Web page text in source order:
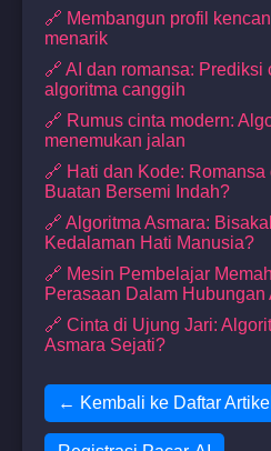
🔗 Membangun profil
menarik
🔗 AI dan romansa:
algoritma canggih
🔗 Rumus cinta modern:
menemukan jalan
🔗 Hati dan Kode:
Buatan Bersemi Indah?
🔗 Algoritma Asmara:
Kedalaman Hati Manusia?
🔗 Mesin Pembelajar
Perasaan Dalam Hubungan
🔗 Cinta di Ujung Jari:
Asmara Sejati?
← Kembali ke Daftar Artikel